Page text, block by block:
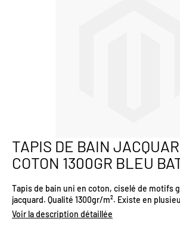
Passer
au
début
la
Galerie
d’images
TAPIS DE BAIN
COTON 1300GR BLEU
Tapis de bain uni en coton, ciselé de motifs
jacquard. Qualité 1300gr/m². Existe en
coloris.Dimensions (cm) : H80 x L50
Voir la description détaillée